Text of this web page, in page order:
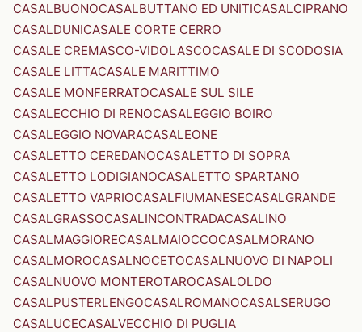
CASALBUONOCASALBUTTANO ED UNITICASALCIPRANO
CASALDUNICASALE CORTE CERRO
CASALE CREMASCO-VIDOLASCOCASALE DI SCODOSIA
CASALE LITTACASALE MARITTIMO
CASALE MONFERRATOCASALE SUL SILE
CASALECCHIO DI RENOCASALEGGIO BOIRO
CASALEGGIO NOVARACASALEONE
CASALETTO CEREDANOCASALETTO DI SOPRA
CASALETTO LODIGIANOCASALETTO SPARTANO
CASALETTO VAPRIOCASALFIUMANESECASALGRANDE
CASALGRASSOCASALINCONTRADACASALINO
CASALMAGGIORECASALMAIOCCOCASALMORANO
CASALMOROCASALNOCETOCASALNUOVO DI NAPOLI
CASALNUOVO MONTEROTAROCASALOLDO
CASALPUSTERLENGOCASALROMANOCASALSERUGO
CASALUCECASALVECCHIO DI PUGLIA